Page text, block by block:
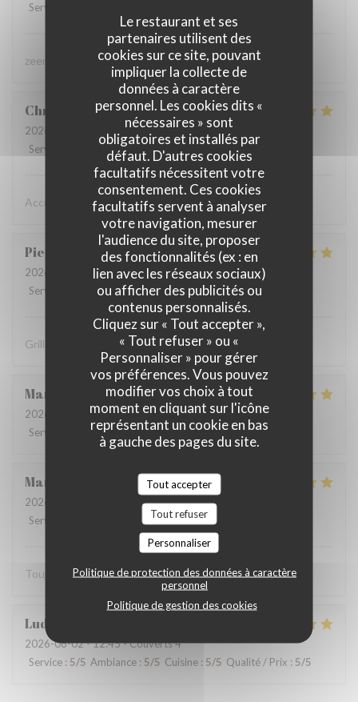
Le restaurant et ses
partenaires utilisent des
cookies sur ce site, pouvant
impliquer la collecte de
données à caractère
personnel. Les cookies dits «
nécessaires » sont
obligatoires et installés par
défaut. D'autres cookies
facultatifs nécessitent votre
consentement. Ces cookies
facultatifs servent à analyser
votre navigation, mesurer
l'audience du site, proposer
des fonctionnalités (ex : en
lien avec les réseaux sociaux)
ou afficher des publicités ou
contenus personnalisés.
Cliquez sur « Tout accepter »,
« Tout refuser » ou «
Personnaliser » pour gérer
vos préférences. Vous pouvez
modifier vos choix à tout
moment en cliquant sur l'icône
représentant un cookie en bas
à gauche des pages du site.
Tout accepter
Tout refuser
Personnaliser
Politique de protection des données à caractère
personnel
Politique de gestion des cookies
Service
zeer lekker gegeten, zeer vriendelijke bediening
Christine
2026-08-02
- 19:15 - Couverts 2
Service
Ambiance 5 /5 Cuisine Qualité / Prix
Accueil chaleureux , professionnel
Pierre
2026-07-31
- 19:30 - Couverts 8
Service
Ambiance:5/5 Cuisine: 5 /5 Qualité / Prix
Grillades à recommander
Martine
2026-08-01
- 12:15 - Couverts 2
Service
Ambiance: 4/5 Cuisine: 5/5 Qualité / Prix
Marie-catherine P
2026-08-02
- 12:45 - Couverts 4
Service
/5 Cuisine: /5
Toujours très bien. Bon produits. On s’est régalé merci.
Ludovic
2026-08-02- 12:45 - Couverts 4
Service : 5/5 Ambiance : 5/5 Cuisine : 5/5 Qualité / Prix : 5/5